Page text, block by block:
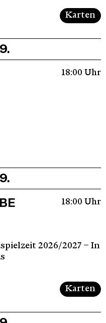
Karten
18:00 Uhr
18:00 Uhr
2026/2027 – In
Karten